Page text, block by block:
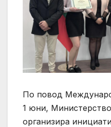
По повод
1 юни,
организира